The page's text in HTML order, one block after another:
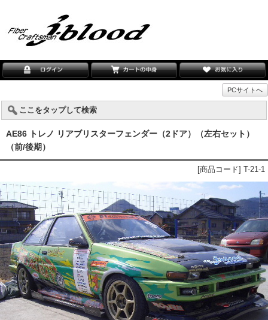
PCサイトへ
ここをタップして検索
AE86 トレノ リアブリスターフェンダー（2ドア）（左右セット）
（前/後期）
[商品コード] T-21-1